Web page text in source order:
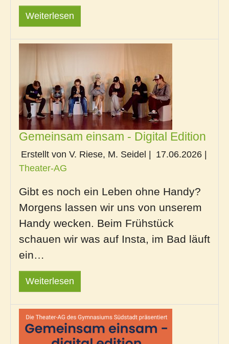
Weiterlesen
Gemeinsam einsam - Digital Edition
Erstellt von V. Riese, M. Seidel | 17.06.2026
Theater-AG
Gibt es noch ein Leben ohne Handy?
Morgens lassen wir uns von unserem
Handy wecken. Beim Frühstück
schauen wir was auf Insta, im Bad läuft
ein…
Weiterlesen